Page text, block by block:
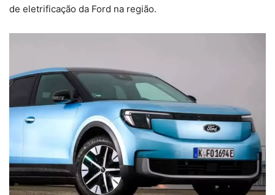
de eletrificação da Ford na região.